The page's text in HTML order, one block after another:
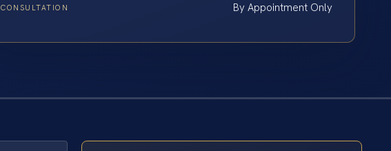
CONSULTATION By Appointment Only